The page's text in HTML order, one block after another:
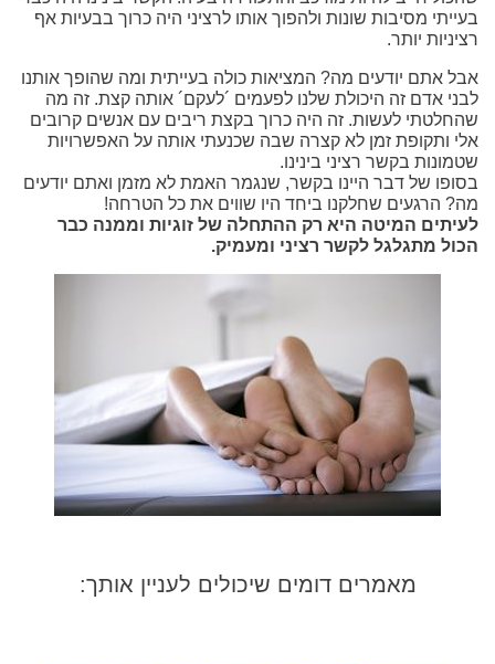
בעייתי מסיבות שונות ולהפוך אותו לרציני היה כרוך בבעיות אף
רציניות יותר.
אבל אתם יודעים מה? המציאות כולה בעייתית ומה שהופך אותנו
לבני אדם זה היכולת שלנו לפעמים ´לעקם´ אותה קצת. זה מה
שהחלטתי לעשות. זה היה כרוך בקצת ריבים עם אנשים קרובים
אלי ותקופת זמן לא קצרה שבה שכנעתי אותה על האפשרויות
שטמונות בקשר רציני בינינו.
בסופו של דבר היינו בקשר, שנגמר האמת לא מזמן ואתם יודעים
מה? הרגעים שחלקנו ביחד היו שווים את כל הטרחה!
לעיתים המיטה היא רק ההתחלה של זוגיות וממנה כבר
הכול מתגלגל לקשר רציני ומעמיק.
מאמרים דומים שיכולים לעניין אותך: